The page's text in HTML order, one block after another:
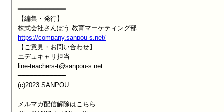
━━━━━━━━━━━━
【編集・発行】
https://company.sanpou-s.net/
【ご意見・お問い合わせ】
エデュキャリ担当
line-teachers-t@sanpou-s.net
━━━━━━━━━━━━
(c)2023 SANPOU
メルマガ配信解除はこちら